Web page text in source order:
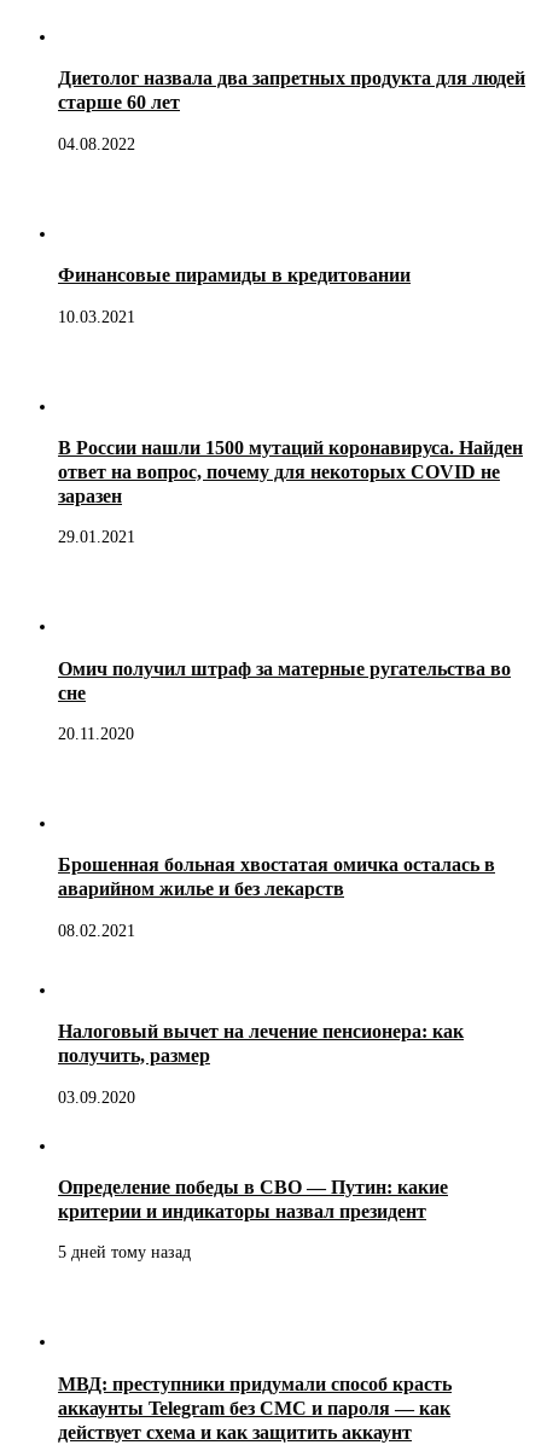
Диетолог назвала два запретных продукта для людей
старше 60 лет
04.08.2022
Финансовые пирамиды в кредитовании
10.03.2021
В России нашли 1500 мутаций коронавируса. Найден
ответ на вопрос, почему для некоторых COVID не
заразен
29.01.2021
Омич получил штраф за матерные ругательства во
сне
20.11.2020
Брошенная больная хвостатая омичка осталась в
аварийном жилье и без лекарств
08.02.2021
Налоговый вычет на лечение пенсионера: как
получить, размер
03.09.2020
Определение победы в СВО — Путин: какие
критерии и индикаторы назвал президент
5 дней тому назад
МВД: преступники придумали способ красть
аккаунты Telegram без СМС и пароля — как
действует схема и как защитить аккаунт